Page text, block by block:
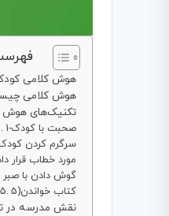
هوش کلامی
هوش کلامی
تکنیک‌های هوش
1-صحبت با کودک
2-سرگرم کردن
3-مورد خطاب قرار
4-گوش دادن با
5)کتاب خواندن
نقش مدرسه در